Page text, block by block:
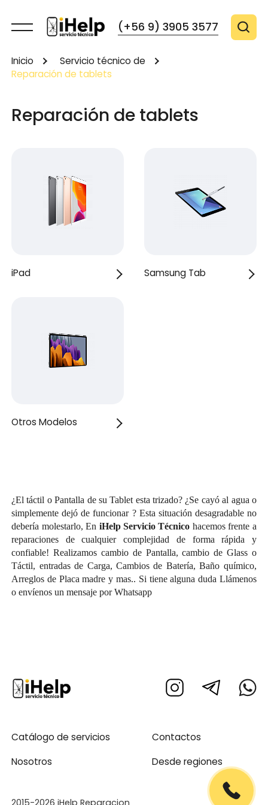
(+56 9) 3905 3577
Inicio
Servicio técnico de
Reparación de tablets
Reparación de tablets
iPad Samsung Tab
Otros Modelos
¿El táctil o Pantalla de su Tablet esta trizado? ¿Se cayó al agua o
simplemente dejó de funcionar ? Esta situación desagradable no
debería molestarlo, En iHelp Servicio Técnico hacemos frente a
reparaciones de cualquier complejidad de forma rápida y
confiable! Realizamos cambio de Pantalla, cambio de Glass o
Táctil, entradas de Carga, Cambios de Batería, Baño químico,
Arreglos de Placa madre y mas.. Si tiene alguna duda Llámenos
o envíenos un mensaje por Whatsapp
Catálogo de servicios
Contactos
Nosotros
Desde regiones